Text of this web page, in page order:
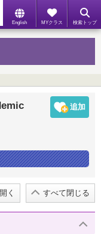
English MYクラス 検索トップ
く すべて閉じる